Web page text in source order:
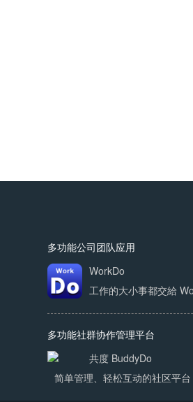
多功能公司团队应用
WorkDo
工作的大小事都交給
多功能社群协作管理平台
共度 BuddyDo
简单管理、轻松互动的社区平台